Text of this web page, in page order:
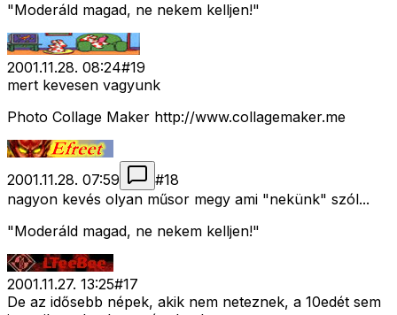
"Moderáld magad, ne nekem kelljen!"
2001.11.28. 08:24#19
mert kevesen vagyunk
Photo Collage Maker http://www.collagemaker.me
2001.11.28. 07:59 #18
nagyon kevés olyan műsor megy ami "nekünk" szól...
"Moderáld magad, ne nekem kelljen!"
2001.11.27. 13:25#17
De az idősebb népek, akik nem neteznek, a 10edét sem